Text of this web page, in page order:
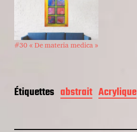
#30 « De materia medica »
Étiquettes abstrait Acrylique